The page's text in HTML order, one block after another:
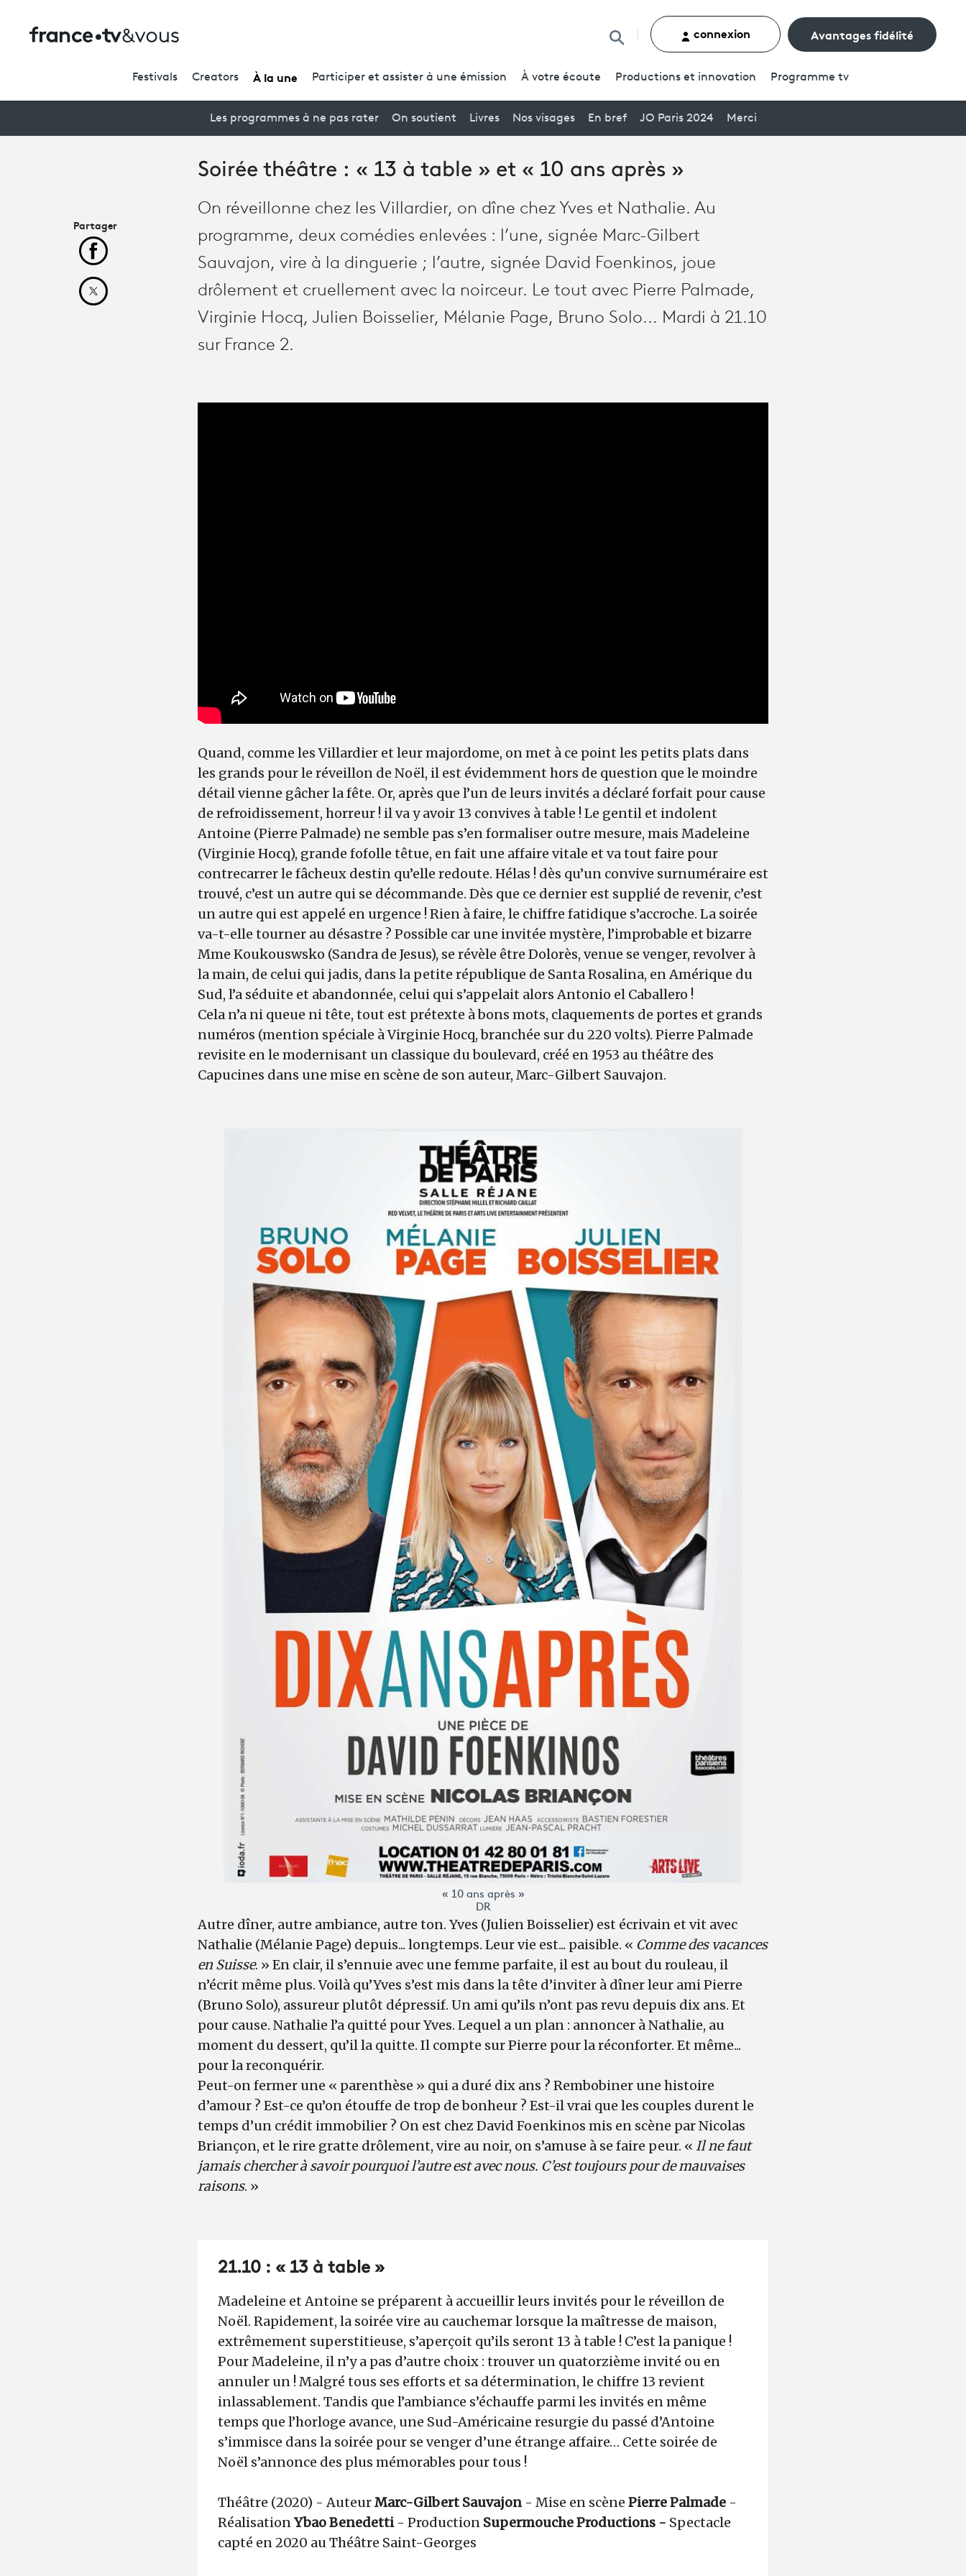
Rechercher un contenu
connexion Avantages fidélité
Festivals Creators À la une Participer et assister à une émission À votre écoute Productions et innovation Programme tv
Les programmes à ne pas rater On soutient Livres Nos visages En bref JO Paris 2024 Merci
Soirée théâtre : « 13 à table » et « 10 ans après »
On réveillonne chez les Villardier, on dîne chez Yves et Nathalie. Au
programme, deux comédies enlevées : l’une, signée Marc-Gilbert
Sauvajon, vire à la dinguerie ; l’autre, signée David Foenkinos, joue
drôlement et cruellement avec la noirceur. Le tout avec Pierre Palmade,
Virginie Hocq, Julien Boisselier, Mélanie Page, Bruno Solo... Mardi à 21.10
sur France 2.
Quand, comme les Villardier et leur majordome, on met à ce point les petits plats dans
les grands pour le réveillon de Noël, il est évidemment hors de question que le moindre
détail vienne gâcher la fête. Or, après que l’un de leurs invités a déclaré forfait pour cause
de refroidissement, horreur ! il va y avoir 13 convives à table ! Le gentil et indolent
Antoine (Pierre Palmade) ne semble pas s’en formaliser outre mesure, mais Madeleine
(Virginie Hocq), grande fofolle têtue, en fait une affaire vitale et va tout faire pour
contrecarrer le fâcheux destin qu’elle redoute. Hélas ! dès qu’un convive surnuméraire est
trouvé, c’est un autre qui se décommande. Dès que ce dernier est supplié de revenir, c’est
un autre qui est appelé en urgence ! Rien à faire, le chiffre fatidique s’accroche. La soirée
va-t-elle tourner au désastre ? Possible car une invitée mystère, l’improbable et bizarre
Mme Koukouswsko (Sandra de Jesus), se révèle être Dolorès, venue se venger, revolver à
la main, de celui qui jadis, dans la petite république de Santa Rosalina, en Amérique du
Sud, l’a séduite et abandonnée, celui qui s’appelait alors Antonio el Caballero !
Cela n’a ni queue ni tête, tout est prétexte à bons mots, claquements de portes et grands
numéros (mention spéciale à Virginie Hocq, branchée sur du 220 volts). Pierre Palmade
revisite en le modernisant un classique du boulevard, créé en 1953 au théâtre des
Capucines dans une mise en scène de son auteur, Marc-Gilbert Sauvajon.
« 10 ans après »
DR
Autre dîner, autre ambiance, autre ton. Yves (Julien Boisselier) est écrivain et vit avec
Nathalie (Mélanie Page) depuis... longtemps. Leur vie est... paisible. « Comme des vacances
en Suisse. » En clair, il s’ennuie avec une femme parfaite, il est au bout du rouleau, il
n’écrit même plus. Voilà qu’Yves s’est mis dans la tête d’inviter à dîner leur ami Pierre
(Bruno Solo), assureur plutôt dépressif. Un ami qu’ils n’ont pas revu depuis dix ans. Et
pour cause. Nathalie l’a quitté pour Yves. Lequel a un plan : annoncer à Nathalie, au
moment du dessert, qu’il la quitte. Il compte sur Pierre pour la réconforter. Et même...
pour la reconquérir.
Peut-on fermer une « parenthèse » qui a duré dix ans ? Rembobiner une histoire
d’amour ? Est-ce qu’on étouffe de trop de bonheur ? Est-il vrai que les couples durent le
temps d’un crédit immobilier ? On est chez David Foenkinos mis en scène par Nicolas
Briançon, et le rire gratte drôlement, vire au noir, on s’amuse à se faire peur. « Il ne faut
jamais chercher à savoir pourquoi l’autre est avec nous. C’est toujours pour de mauvaises
raisons. »
21.10 : « 13 à table »
Madeleine et Antoine se préparent à accueillir leurs invités pour le réveillon de
Noël. Rapidement, la soirée vire au cauchemar lorsque la maîtresse de maison,
extrêmement superstitieuse, s’aperçoit qu’ils seront 13 à table ! C’est la panique !
Pour Madeleine, il n’y a pas d’autre choix : trouver un quatorzième invité ou en
annuler un ! Malgré tous ses efforts et sa détermination, le chiffre 13 revient
inlassablement. Tandis que l’ambiance s’échauffe parmi les invités en même
temps que l’horloge avance, une Sud-Américaine resurgie du passé d’Antoine
s’immisce dans la soirée pour se venger d’une étrange affaire… Cette soirée de
Noël s’annonce des plus mémorables pour tous !
Théâtre (2020) - AuteurMarc-Gilbert Sauvajon - Mise en scène Pierre Palmade -
Réalisation Ybao Benedetti- Production Supermouche Productions - Spectacle
capté en 2020 au Théâtre Saint-Georges
Partager
Partager cet article sur Facebook
Partager cet article sur X